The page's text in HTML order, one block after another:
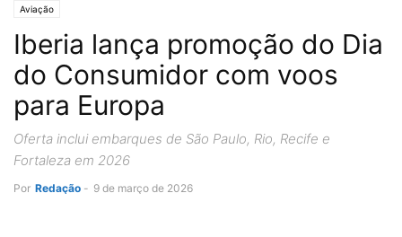
Aviação
Iberia lança promoção do Dia
do Consumidor com voos
para Europa
Oferta inclui embarques de São Paulo, Rio, Recife e
Fortaleza em 2026
Por Redação - 9 de março de 2026